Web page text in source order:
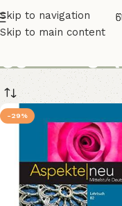
Skip to navigation
Skip to main content
-29%